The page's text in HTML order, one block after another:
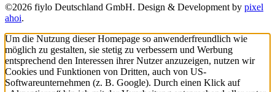
©2026 fiylo Deutschland GmbH. Design & Development by pixel
ahoi.
Um die Nutzung dieser Homepage so anwenderfreundlich wie
möglich zu gestalten, sie stetig zu verbessern und Werbung
entsprechend den Interessen ihrer Nutzer anzuzeigen, nutzen wir
Cookies und Funktionen von Dritten, auch von US-
Softwareunternehmen (z. B. Google). Durch einen Klick auf